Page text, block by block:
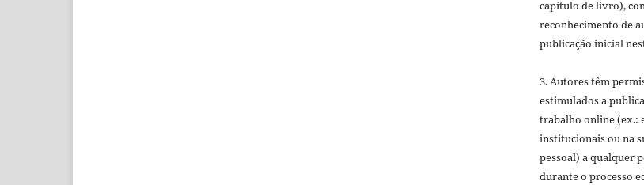
capítulo de livro),
reconhecimento de
publicação inicial
3. Autores têm
estimulados a
trabalho online (ex.:
institucionais ou na
pessoal) a qualquer
durante o processo